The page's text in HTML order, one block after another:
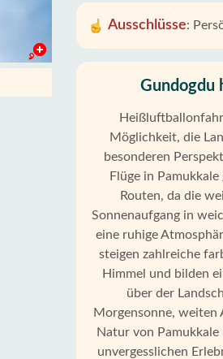
Ausschlüsse:
Gundogdu
Möglichkeit, die
besonderen
Flüge in
Routen, da die
Sonnenaufgang in
eine ruhige
steigen zahlreiche
Himmel und bilden
über der
Morgensonne, weiten
Natur von
unvergesslichen